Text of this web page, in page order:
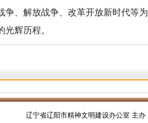
、解放战争、改革开放新时代等
辉历程。
辽宁省辽阳市精神文明建设办公室 主办